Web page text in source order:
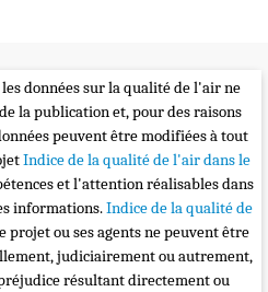
les données sur la qualité de l'air ne
la publication et, pour des raisons
peuvent être modifiées à tout
Indice de la qualité de l'air dans le
et l'attention réalisables dans
informations.Indice de la qualité de
projet ou ses agents ne peuvent être
judiciairement ou autrement,
résultant directement ou